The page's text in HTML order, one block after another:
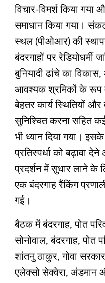
विचार-विमर्श किया
समाधान किया गया।
स्थल (पीओआर) की
बंदरगाहों पर
बुनियादी ढांचे का
आवश्यक श्रमिकों के रूप में
बेहतर कार्य स्थितियों
सुनिश्चित करना सहित
भी ध्यान दिया गया।
प्रतिस्पर्धा को बढ़ावा
प्रदर्शन में सुधार लाने के
एक बंदरगाह रैंकिंग
गई।
बैठक में बंदरगाह, पोत
सोनोवाल, बंदरगाह, पोत
शांतनु ठाकुर, गोवा
एलेक्सो सेक्वेरा, अंडमान